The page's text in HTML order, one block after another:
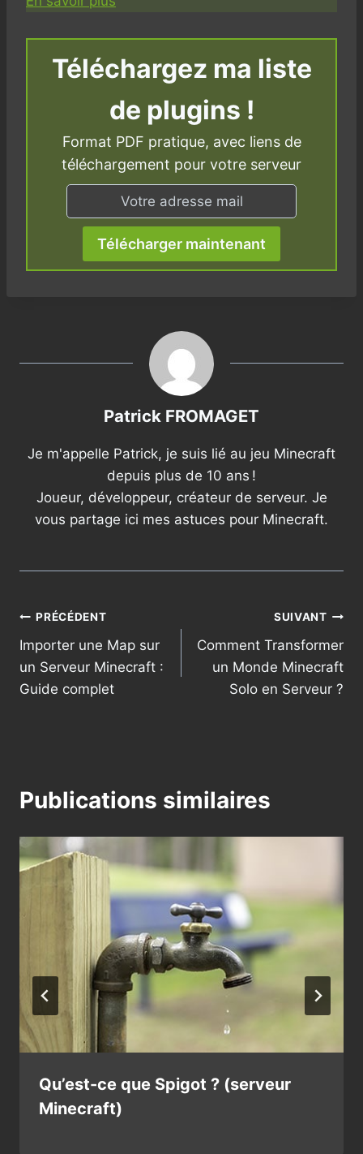
Téléchargez ma liste
de plugins !
Format PDF pratique, avec liens de
téléchargement pour votre serveur
Télécharger maintenant
Patrick FROMAGET
Je m'appelle Patrick, je suis lié au jeu Minecraft
depuis plus de 10 ans !
Joueur, développeur, créateur de serveur. Je
vous partage ici mes astuces pour Minecraft.
Navigation
de
l’article
PRÉCÉDENT
Importer une Map sur
un Serveur Minecraft :
Guide complet
SUIVANT
Comment Transformer
un Monde Minecraft
Solo en Serveur ?
Publications similaires
Qu’est-ce que Spigot ? (serveur
Minecraft)